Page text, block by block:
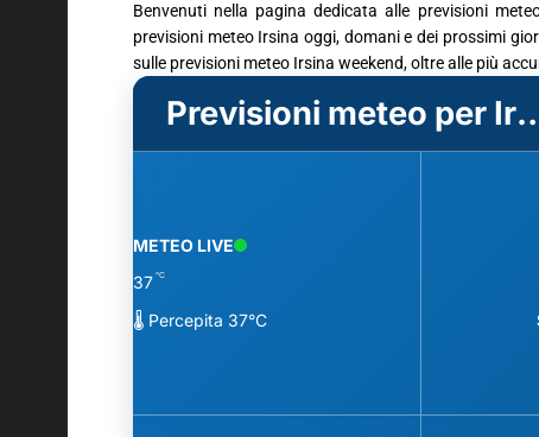
Benvenuti nella pagina dedicata alle previsioni
previsioni meteo Irsina oggi, domani e dei prossimi
sulle previsioni meteo Irsina weekend, oltre alle più
Previsioni
METEO LIVE
37 °C
🌡️ Percepita 37°C